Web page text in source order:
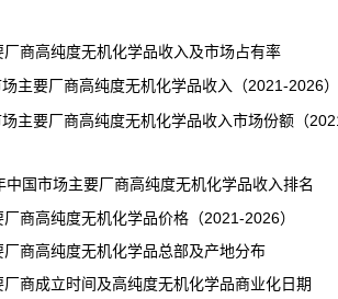
高纯度无机化学品收入及市场占有率
厂商高纯度无机化学品收入（2021-2026）
厂商高纯度无机化学品收入市场份额（
场主要厂商高纯度无机化学品收入排名
高纯度无机化学品价格（2021-2026）
高纯度无机化学品总部及产地分布
成立时间及高纯度无机化学品商业化日期